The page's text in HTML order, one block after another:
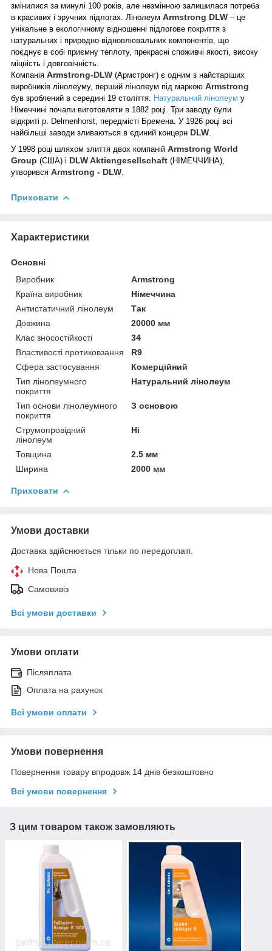
змінилися за минулі 100 років, але незмінною залишилася потреба
в красивих і зручних підлогах. Лінолеум Armstrong DLW – це
унікальне в екологічному відношенні підлогове покриття з
натуральних і природно-відновлювальних компонентів, що
поєднує в собі приємну теплоту, прекрасні споживчі якості, високу
міцність і довговічність.
Компанія Armstrong-DLW (Армстронг) є одним з найстаріших
виробників лінолеуму, перший лінолеум під маркою Armstrong
був зроблений в середині 19 століття. Натуральний лінолеум у
Німеччині почали виготовляти в 1882 році. Три заводу були
відкриті р. Delmenhorst, передмісті Бремена. У 1926 році всі
найбільші заводи зливаються в єдиний концерн DLW
У 1998 році шляхом злиття двох компаній Armstrong World
Group (США) і DLW Aktiengesellschaft (НІМЕЧЧИНА),
утворився Armstrong - DLW
Приховати
Характеристики
Основні
Виробник
Armstrong
Країна виробник
Німеччина
Антистатичний лінолеум
Так
Довжина
20000 мм
Клас зносостійкості
34
Властивості протиковзання
R9
Сфера застосування
Комерційний
Тип лінолеумного
покриття
Натуральний лінолеум
Тип основи лінолеумного
покриття
З основою
Струмопровідний
лінолеум
Ні
Товщина
2.5 мм
Ширина
2000 мм
Приховати
Умови доставки
Доставка здійснюється тільки по передоплаті.
Нова Пошта
Самовивіз
Всі умови доставки
Умови оплати
Післяплата
Оплата на рахунок
Всі умови оплати
Умови повернення
Повернення товару впродовж 14 днів безкоштовно
Всі умови повернення
З цим товаром також замовляють